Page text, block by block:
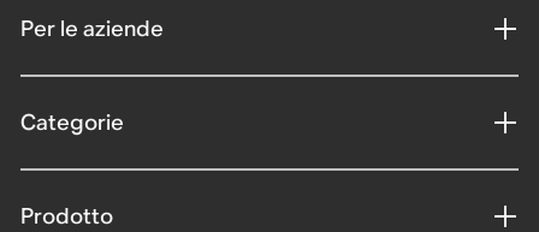
Per le aziende
Categorie
Prodotto